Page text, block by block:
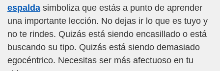
espalda simboliza que estás a punto de aprender
una importante lección. No dejas ir lo que es tuyo y
no te rindes. Quizás está siendo encasillado o está
buscando su tipo. Quizás está siendo demasiado
egocéntrico. Necesitas ser más afectuoso en tu